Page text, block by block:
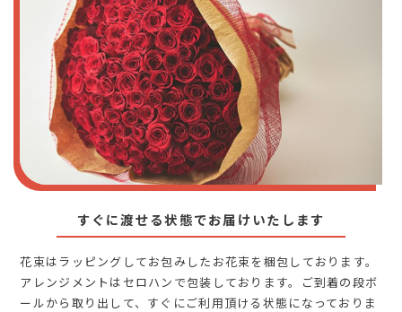
すぐに渡せる状態でお届けいたします
花束はラッピングしてお包みしたお花束を梱包しております。
アレンジメントはセロハンで包装しております。ご到着の段ボ
ールから取り出して、すぐにご利用頂ける状態になっておりま